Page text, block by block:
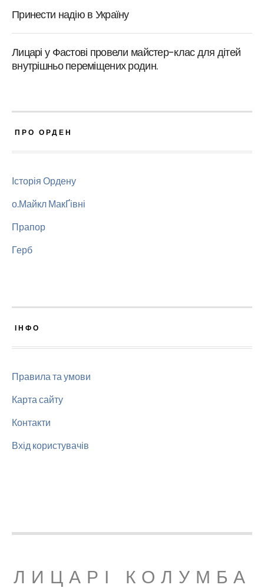
Принести надію в Україну
Лицарі у Фастові провели майстер-клас для дітей
внутрішньо переміщених родин.
ПРО ОРДЕН
Історія Ордену
о.Майкл МакҐівні
Прапор
Герб
ІНФО
Правила та умови
Карта сайту
Контакти
Вхід користувачів
ЛИЦАРІ КОЛУМБА